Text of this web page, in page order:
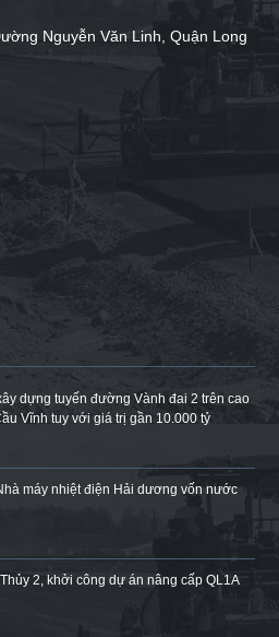
Nguyễn Văn Linh, Quận Long
dựng tuyến đường Vành đai 2 trên cao
Vĩnh tuy với giá trị gần 10.000 tỷ
máy nhiệt điện Hải dương vốn nước
2, khởi công dự án nâng cấp QL1A